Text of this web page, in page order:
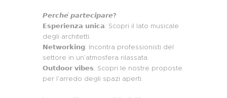
𝙋𝙚𝙧𝙘𝙝𝙚́ 𝙥𝙖𝙧𝙩𝙚𝙘𝙞𝙥𝙖𝙧𝙚?
𝗘𝘀𝗽𝗲𝗿𝗶𝗲𝗻𝘇𝗮 𝘂𝗻𝗶𝗰𝗮: Scopri il lato musicale
degli architetti.
𝗡𝗲𝘁𝘄𝗼𝗿𝗸𝗶𝗻𝗴: Incontra professionisti del
settore in un’atmosfera rilassata.
𝗢𝘂𝘁𝗱𝗼𝗼𝗿 𝘃𝗶𝗯𝗲𝘀: Scopri le nostre proposte
per l’arredo degli spazi aperti.